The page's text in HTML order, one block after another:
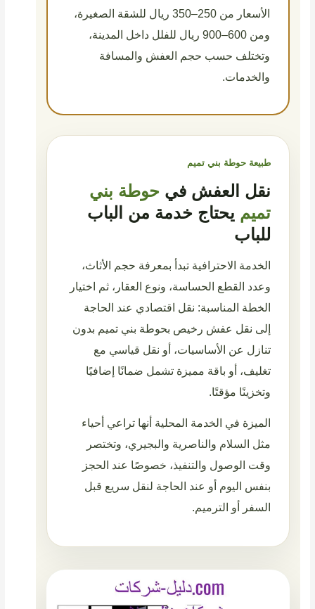
الأسعار من 250–350 ريال للشقة الصغيرة،
ومن 600–900 ريال للفلل داخل المدينة،
وتختلف حسب حجم العفش والمسافة
والخدمات.
طبيعة حوطة بني تميم
نقل العفش في حوطة بني
تميم يحتاج خدمة من الباب
للباب
الخدمة الاحترافية تبدأ بمعرفة حجم الأثاث،
وعدد القطع الحساسة، ونوع العقار، ثم اختيار
الخطة المناسبة: نقل اقتصادي عند الحاجة
إلى نقل عفش رخيص بحوطة بني تميم بدون
تنازل عن الأساسيات، أو نقل قياسي مع
تغليف، أو باقة مميزة تشمل ضمانًا إضافيًا
وتخزينًا مؤقتًا.
الميزة في الخدمة المحلية أنها تراعي أحياء
مثل السلام والناصرية والبجيري، وتختصر
وقت الوصول والتنفيذ، خصوصًا عند الحجز
بنفس اليوم أو عند الحاجة لنقل سريع قبل
السفر أو الترميم.